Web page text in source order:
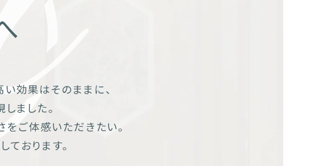
効果はそのままに、
ました。
ご体感いただきたい。
おります。